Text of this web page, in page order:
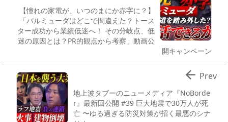
【憧れの家電が、いつのまにか赤字に？】
「バルミューダはどこで間違えた？トース
ター成功から業績低迷へ！ その分岐点、低
迷の原因とは？PR的観点から考察」動画公
開キャンペーン
地上波タブーのニューメディア『NoBorde
r』最新回公開 #39 巨大地震で30万人が死
亡 〜ゆる過ぎる防災対策が招く最悪のシナ
 Prev